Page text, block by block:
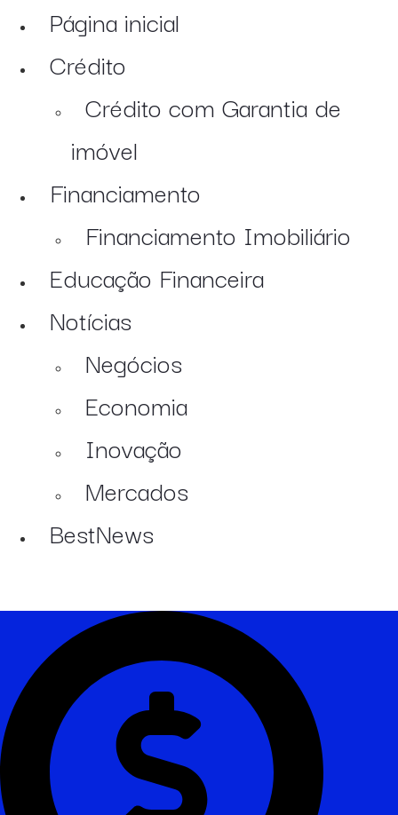
Página inicial
Crédito
Crédito com Garantia de
imóvel
Financiamento
Financiamento Imobiliário
Educação Financeira
Notícias
Negócios
Economia
Inovação
Mercados
BestNews